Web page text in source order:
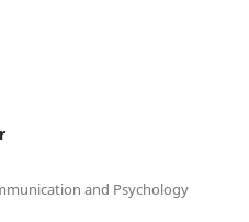
and Psychology